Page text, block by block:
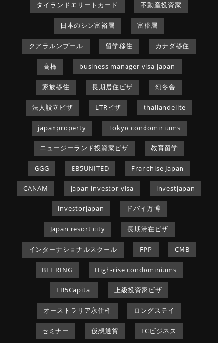
タイランドエリートカード 不動産投資家
日本のシン富裕層 富裕層
クアラルンプール 留学移住 カナダ移住
高橋 business manager visa japan
家族移住 長期居住ビザ 幻冬舎
法人設立ビザ LTRビザ thailandelite
japanproperty Tokyo condominiums
ニュージーランド投資家ビザ 教育留学
GGG EB5UNITED Franchise Japan
CANAM japan investor visa investjapan
investorjapan ドバイ万博
Japan resort city 長期滞在ビザ
インターナショナルスクール FPP CMB
BEHRING High-rise condominiums
EB5Capital 上級投資家ビザ
オーストラリア永住権 ロングステイ
セミナー 仮想通貨 FCビジネス